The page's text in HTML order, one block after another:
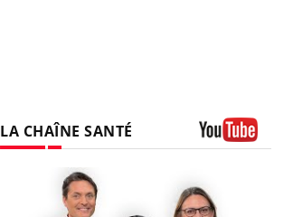
LA CHAÎNE SANTÉ